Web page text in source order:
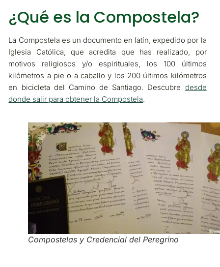
¿Qué es la Compostela?
La Compostela es un documento en latín, expedido por la
Iglesia Católica, que acredita que has realizado, por
motivos religiosos y/o espirituales, los 100 últimos
kilómetros a pie o a caballo y los 200 últimos kilómetros
en bicicleta del Camino de Santiago. Descubre desde
donde salir para obtener la Compostela.
Compostelas y Credencial del Peregrino